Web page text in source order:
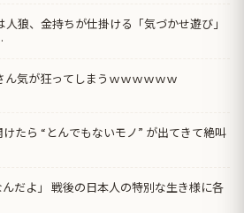
人狼、金持ちが仕掛ける「気づかせ遊び」
ん気が狂ってしまうｗｗｗｗｗｗ
たら “とんでもないモノ” が出てきて絶叫
だよ」 戦後の日本人の特別な生き様に各